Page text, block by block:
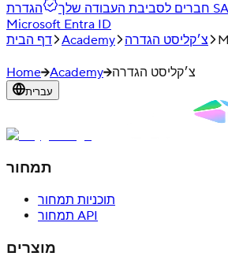
חברים לסביבת העבודה שלך
הגדרת SAML SSO עם
Microsoft Entra ID
דף הבית Academy צ׳קליסט הגדרה
Home Academy צ׳קליסט הגדרה
עברית
תמחור
תוכניות תמחור
תמחור API
מוצרים